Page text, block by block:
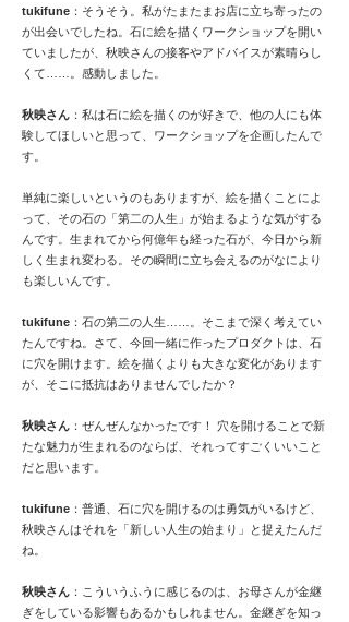
tukifune ：そうそう。私がたまたまお店に立ち寄ったの
が出会いでしたね。石に絵を描くワークショップを開い
ていましたが、秋映さんの接客やアドバイスが素晴らし
くて……。感動しました。
秋映さん ：私は石に絵を描くのが好きで、他の人にも体
験してほしいと思って、ワークショップを企画したんで
す。
単純に楽しいというのもありますが、絵を描くことによ
って、その石の「第二の人生」が始まるような気がする
んです。生まれてから何億年も経った石が、今日から新
しく生まれ変わる。その瞬間に立ち会えるのがなにより
も楽しいんです。
tukifune ：石の第二の人生……。そこまで深く考えてい
たんですね。さて、今回一緒に作ったプロダクトは、石
に穴を開けます。絵を描くよりも大きな変化があります
が、そこに抵抗はありませんでしたか？
秋映さん ：ぜんぜんなかったです！ 穴を開けることで新
たな魅力が生まれるのならば、それってすごくいいこと
だと思います。
tukifune ：普通、石に穴を開けるのは勇気がいるけど、
秋映さんはそれを「新しい人生の始まり」と捉えたんだ
ね。
秋映さん ：こういうふうに感じるのは、お母さんが金継
ぎをしている影響もあるかもしれません。金継ぎを知っ